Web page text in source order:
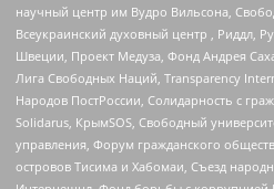
научный центр им Вудро Вильсона,
Всеукраинский духовный центр , Риддл,
Швеции, Проект Медуза, Фонд Андрея
Лига Свободных Наций, Transparеncy
Народов ПостРоссии, Солидарность с
Solidarus, КрымSOS, Свободный
управления, Форум гражданского
островов Тисима и Хабомаи, Съезд